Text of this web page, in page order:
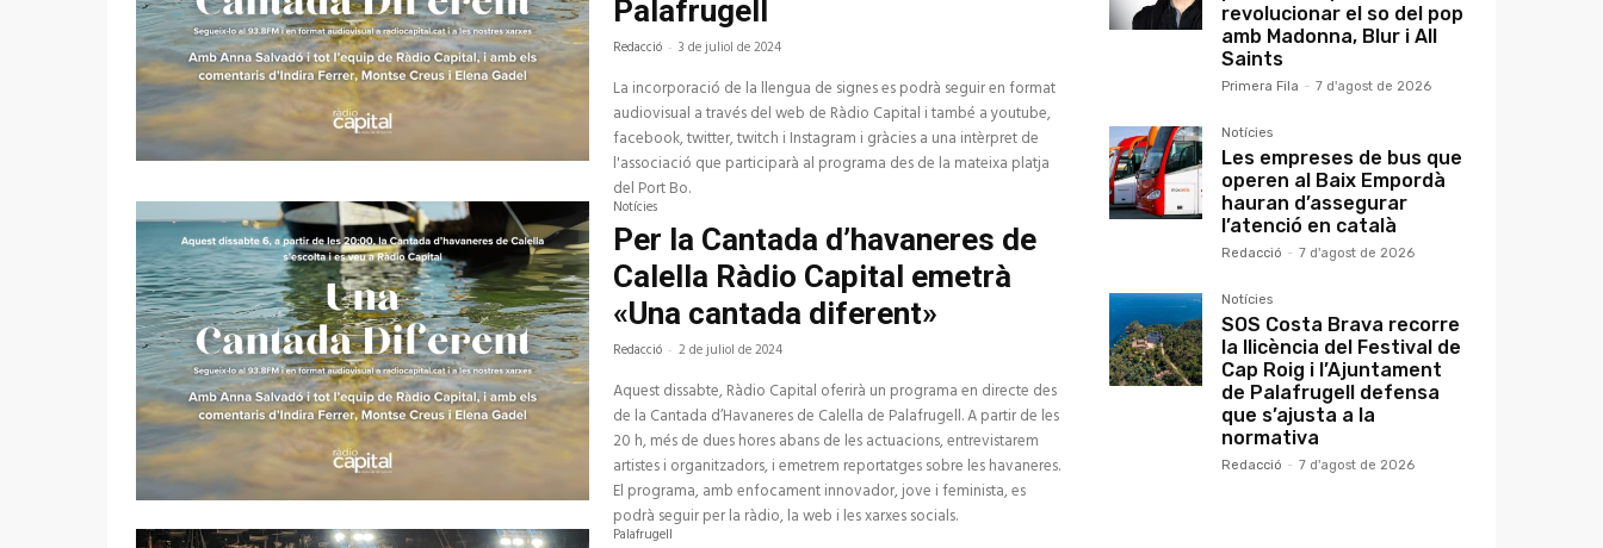
Palafrugell
Redacció - 3 de juliol de 2024
La incorporació de la llengua de signes es podrà seguir en format
audiovisual a través del web de Ràdio Capital i també a youtube,
facebook, twitter, twitch i Instagram i gràcies a una intèrpret de
l'associació que participarà al programa des de la mateixa platja
del Port Bo.
Notícies
Per la Cantada d’havaneres de
Calella Ràdio Capital emetrà
«Una cantada diferent»
Redacció - 2 de juliol de 2024
Aquest dissabte, Ràdio Capital oferirà un programa en directe des
de la Cantada d’Havaneres de Calella de Palafrugell. A partir de les
20 h, més de dues hores abans de les actuacions, entrevistarem
artistes i organitzadors, i emetrem reportatges sobre les havaneres.
El programa, amb enfocament innovador, jove i feminista, es
podrà seguir per la ràdio, la web i les xarxes socials.
Palafrugell
revolucionar el so del pop
amb Madonna, Blur i All
Saints
Primera Fila - 7 d'agost de 2026
Notícies
Les empreses de bus que
operen al Baix Empordà
hauran d’assegurar
l’atenció en català
Redacció - 7 d'agost de 2026
Notícies
SOS Costa Brava recorre
la llicència del Festival de
Cap Roig i l’Ajuntament
de Palafrugell defensa
que s’ajusta a la
normativa
Redacció - 7 d'agost de 2026